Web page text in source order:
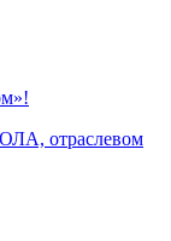
отраслевом